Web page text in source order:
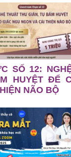
SỐ 12:
HUYỆT ĐỂ
NÃO BỘ